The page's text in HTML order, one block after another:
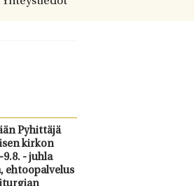
Pyhittäjä
kirkon
- juhla
ehtoopalvelus